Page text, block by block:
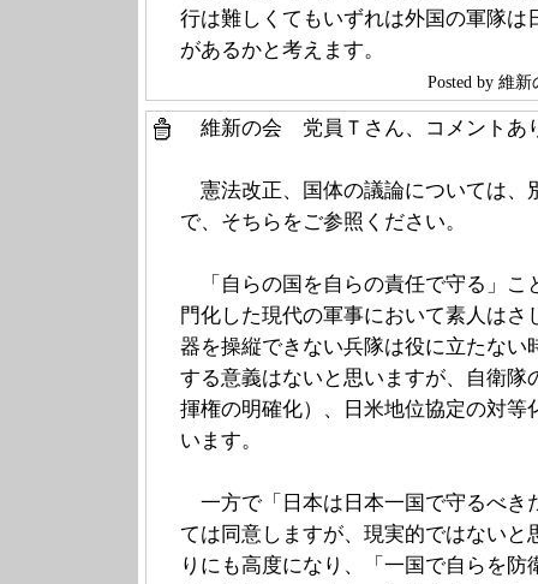
行は難しくてもいずれは外国の軍隊は
があるかと考えます。
Posted by 維
維新の会 党員Ｔさん、コメントあ
憲法改正、国体の議論については、
で、そちらをご参照ください。
「自らの国を自らの責任で守る」こ
門化した現代の軍事において素人は
器を操縦できない兵隊は役に立たない
する意義はないと思いますが、自衛隊
揮権の明確化）、日米地位協定の対等
います。
一方で「日本は日本一国で守るべき
ては同意しますが、現実的ではないと
りにも高度になり、「一国で自らを